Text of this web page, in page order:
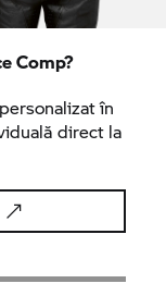
Comp?
în
direct la